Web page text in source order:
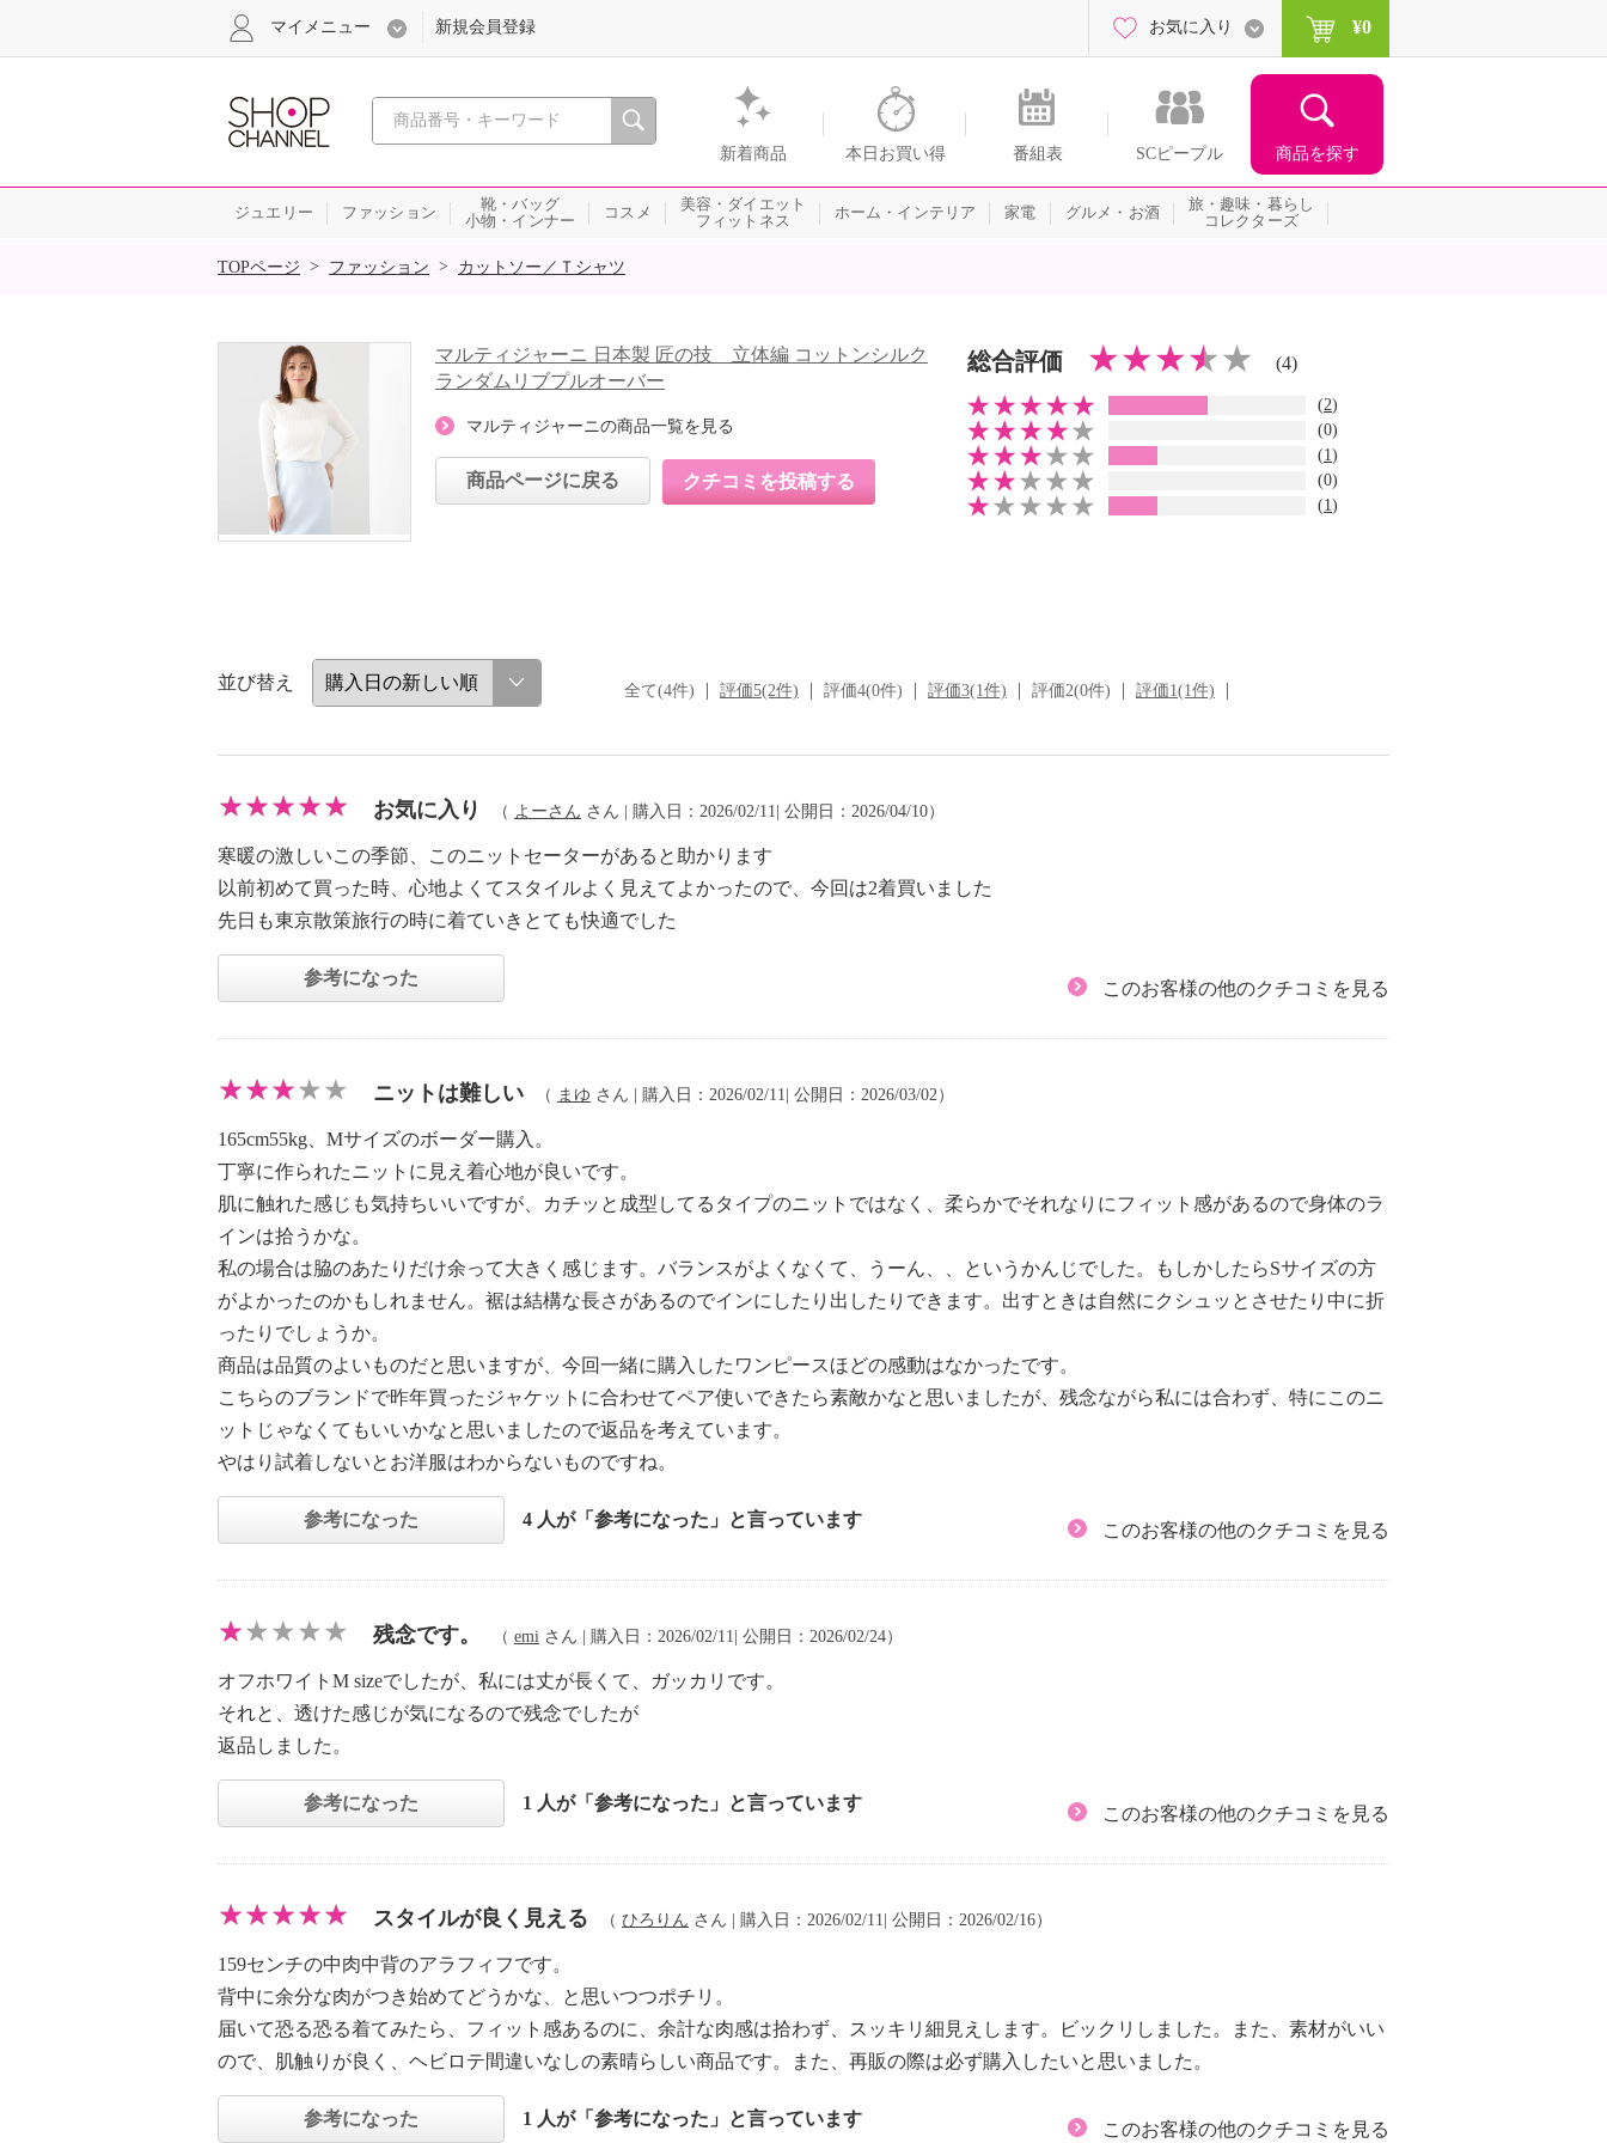
心おどる、瞬間を。通販・テレビショッピングのショップチャンネル
新着商品 本日お買い得 番組表 SCピープル 商品を探す
マイメニュー 新規会員登録 お気に入り ¥0
ジュエリー ファッション
靴・バッグ
小物・インナー
コスメ
美容・ダイエット
フィットネス
ホーム・インテリア 家電 グルメ・お酒
旅・趣味・暮らし
コレクターズ
SALE
TOPページ > ファッション > カットソー／Ｔシャツ
マルティジャーニ 日本製 匠の技 立体編 コットンシルク
ランダムリブプルオーバー
マルティジャーニの商品一覧を見る
商品ページに戻る クチコミを投稿する
総合評価 (4)
(2)
(0)
(1 )
(0)
(1 )
並び替え 全て(4件) 評価5(2件) 評価4(0件) 評価3(1件) 評価2(0件) 評価1(1件)
お気に入り （ よーさん さん | 購入日：2026/02/11| 公開日：2026/04/10）
寒暖の激しいこの季節、このニットセーターがあると助かります
以前初めて買った時、心地よくてスタイルよく見えてよかったので、今回は2着買いました
先日も東京散策旅行の時に着ていきとても快適でした
参考になった
このお客様の他のクチコミを見る
ニットは難しい （ まゆ さん | 購入日：2026/02/11| 公開日：2026/03/02）
165cm55kg、Mサイズのボーダー購入。
丁寧に作られたニットに見え着心地が良いです。
肌に触れた感じも気持ちいいですが、カチッと成型してるタイプのニットではなく、柔らかでそれなりにフィット感があるので身体のラ
インは拾うかな。
私の場合は脇のあたりだけ余って大きく感じます。バランスがよくなくて、うーん、、というかんじでした。もしかしたらSサイズの方
がよかったのかもしれません。裾は結構な長さがあるのでインにしたり出したりできます。出すときは自然にクシュッとさせたり中に折
ったりでしょうか。
商品は品質のよいものだと思いますが、今回一緒に購入したワンピースほどの感動はなかったです。
こちらのブランドで昨年買ったジャケットに合わせてペア使いできたら素敵かなと思いましたが、残念ながら私には合わず、特にこのニ
ットじゃなくてもいいかなと思いましたので返品を考えています。
やはり試着しないとお洋服はわからないものですね。
参考になった 4 人が「参考になった」と言っています
このお客様の他のクチコミを見る
残念です。 （ emi さん | 購入日：2026/02/11| 公開日：2026/02/24）
オフホワイトM sizeでしたが、私には丈が長くて、ガッカリです。
それと、透けた感じが気になるので残念でしたが
返品しました。
参考になった 1 人が「参考になった」と言っています
このお客様の他のクチコミを見る
スタイルが良く見える （ ひろりん さん | 購入日：2026/02/11| 公開日：2026/02/16）
159センチの中肉中背のアラフィフです。
背中に余分な肉がつき始めてどうかな、と思いつつポチリ。
届いて恐る恐る着てみたら、フィット感あるのに、余計な肉感は拾わず、スッキリ細見えします。ビックリしました。また、素材がいい
ので、肌触りが良く、ヘビロテ間違いなしの素晴らしい商品です。また、再販の際は必ず購入したいと思いました。
参考になった 1 人が「参考になった」と言っています
このお客様の他のクチコミを見る